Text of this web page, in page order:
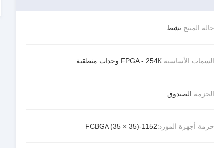
حالة المنتج:نشط
السمات الأساسية:FPGA - 254K وحدات منطقية
الحزمة:الصندوق
حزمة أجهزة المورد:1152-FCBGA (35 × 35)